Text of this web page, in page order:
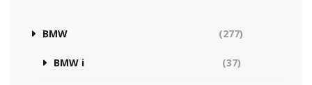
BMW (277)
BMW i (37)